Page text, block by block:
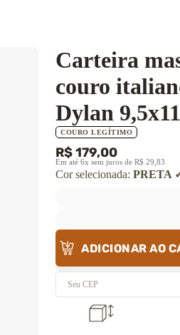
Carteira
couro
Dylan
COURO LEGÍTIMO
R$ 179,00
Em até 6x sem juros de R$ 29,83
Cor selecionada: PRETA
ADICIONAR AO
Envio